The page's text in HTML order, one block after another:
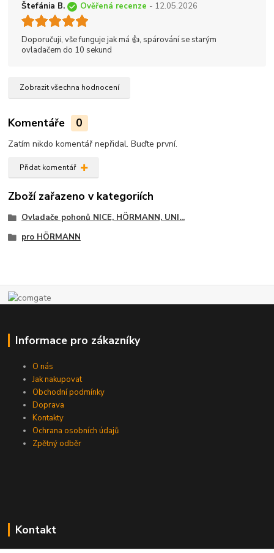
Štefánia B. Ověřená recenze - 12.05.2026
Doporučuji, vše funguje jak má 👍, spárování se starým
ovladačem do 10 sekund
Zobrazit všechna hodnocení
Komentáře 0
Zatím nikdo komentář nepřidal. Buďte první.
Přidat komentář
Zboží zařazeno v kategoriích
Ovladače pohonů NICE, HÖRMANN, UNI...
pro HÖRMANN
Informace pro zákazníky
O nás
Jak nakupovat
Obchodní podmínky
Doprava
Kontakty
Ochrana osobních údajů
Zpětný odběr
Kontakt